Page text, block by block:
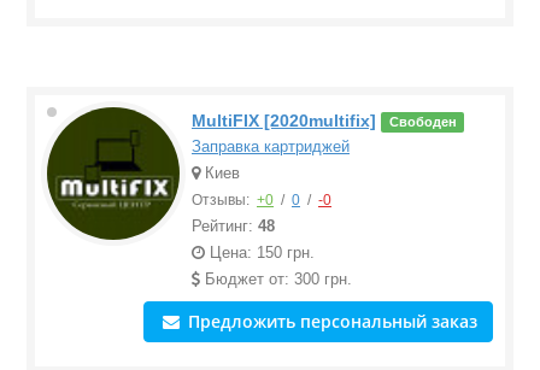
MultiFIX [2020multifix] Свободен
Заправка картриджей
Киев
Отзывы: +0 / 0 / -0
Рейтинг: 48
Цена: 150 грн.
Бюджет от: 300 грн.
Предложить персональный заказ